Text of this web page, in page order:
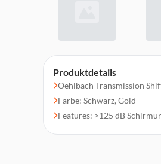
Produktdetails
Oehlbach Transmission
Farbe: Schwarz, Gold
Features: >125 dB